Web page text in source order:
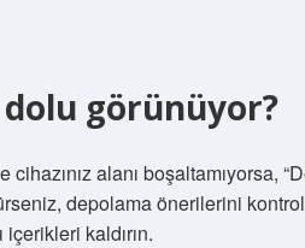
dolu görünüyor?
alanı boşaltamıyorsa,
depolama önerilerini
kaldırın.